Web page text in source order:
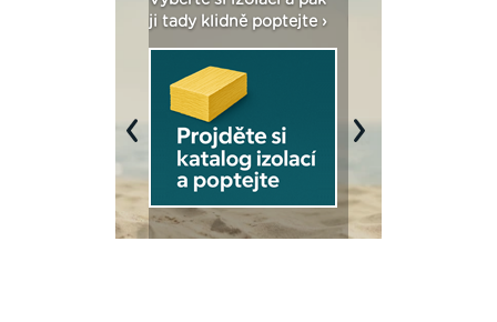
ji tady klidně poptejte ›
Previous Next